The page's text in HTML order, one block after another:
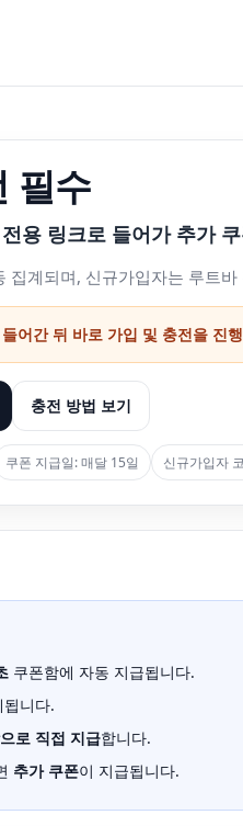
필수
용 링크로 들어가 추가
집계되며, 신규가입자는 루트바
어간 뒤 바로 가입 및 충전을 진
충전 방법 보기
쿠폰 지급일: 매달 15일 신규가입자
쿠폰함에 자동 지급됩니다.
니다.
로 직접 지급합니다.
추가 쿠폰이 지급됩니다.